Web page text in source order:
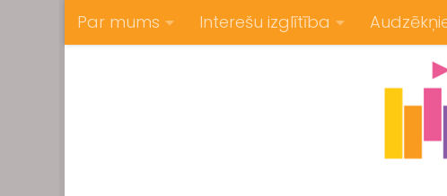
Skip to content
Par mums Interešu izglītība